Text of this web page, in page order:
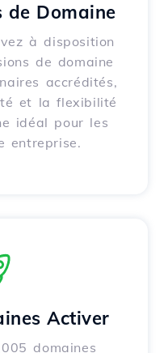
de Domaine
à disposition
de domaine
accrédités,
et la flexibilité
idéal pour les
entreprise.
Activer
domaines